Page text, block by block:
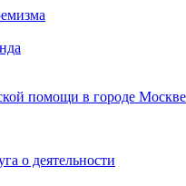
помощи в городе Москве
о деятельности